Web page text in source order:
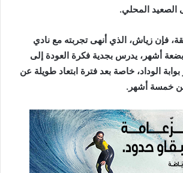
المحلي.
فإن زياش، الذي أنهى تجربته مع نادي
أشهر، يدرس بجدية فكرة العودة إلى
الوداد، خاصة بعد فترة ابتعاد طويلة عن
خمسة أشهر.